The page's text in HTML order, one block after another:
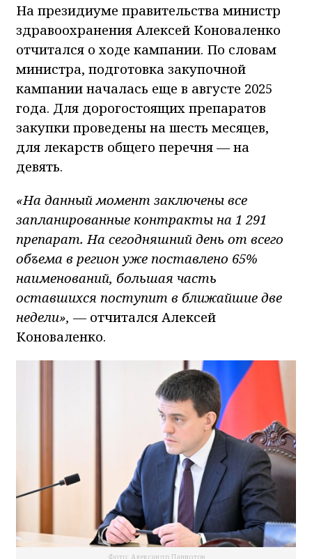
На президиуме правительства министр
здравоохранения Алексей Коноваленко
отчитался о ходе кампании. По словам
министра, подготовка закупочной
кампании началась еще в августе 2025
года. Для дорогостоящих препаратов
закупки проведены на шесть месяцев,
для лекарств общего перечня — на
девять.
«На данный момент заключены все
запланированные контракты на 1 291
препарат. На сегодняшний день от всего
объема в регион уже поставлено 65%
наименований, большая часть
оставшихся поступит в ближайшие две
недели», — отчитался Алексей
Коноваленко.
Фото: Александр Паниотов